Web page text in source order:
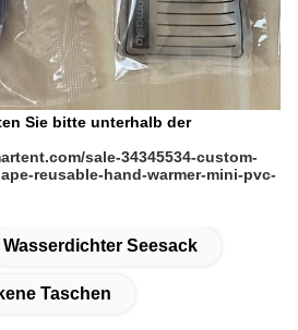
Sie bitte unterhalb der
sale-34345534-custom-
reusable-hand-warmer-mini-pvc-
Wasserdichter Seesack
Taschen